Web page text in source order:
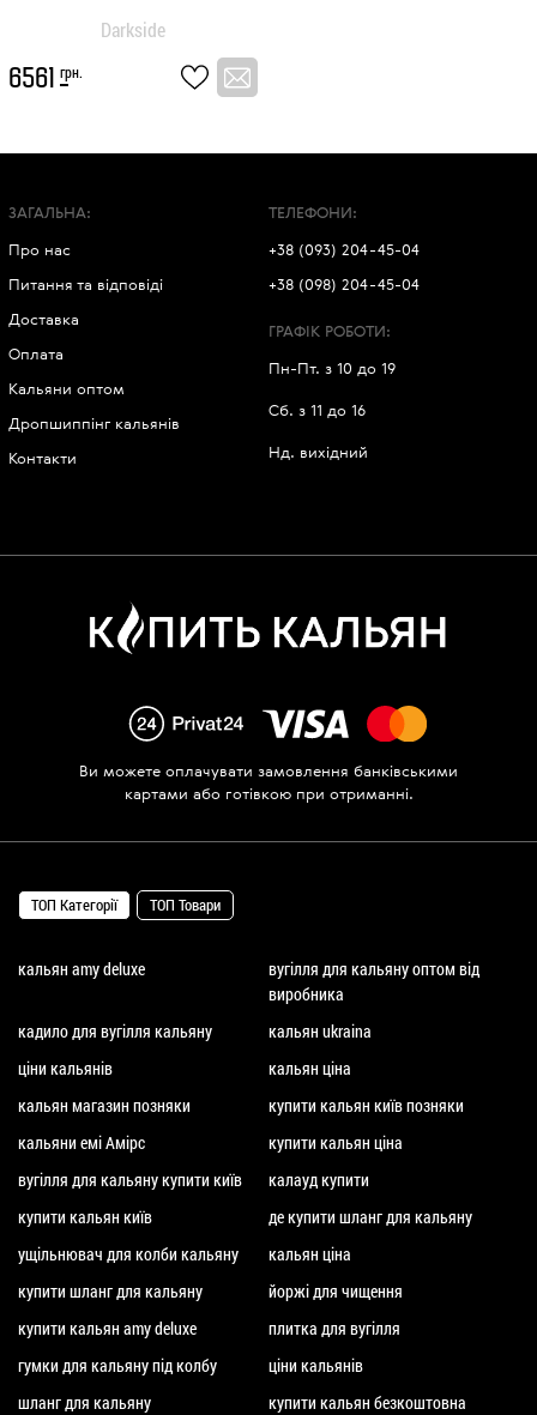
Darkside
6561 грн.
ЗАГАЛЬНА:
Про нас
Питання та відповіді
Доставка
Оплата
Кальяни оптом
Дропшиппінг кальянів
Контакти
ТЕЛЕФОНИ:
+38 (093) 204-45-04
+38 (098) 204-45-04
ГРАФІК РОБОТИ:
Пн-Пт. з 10 до 19
Сб. з 11 до 16
Нд. вихідний
Ви можете оплачувати замовлення банківськими
картами або готівкою при отриманні.
ТОП Категорії ТОП Товари
кальян amy deluxe
вугілля для кальяну оптом від
виробника
кадило для вугілля кальяну
кальян ukraina
ціни кальянів
кальян ціна
кальян магазин позняки
купити кальян київ позняки
кальяни емі Амірс
купити кальян ціна
вугілля для кальяну купити київ
калауд купити
купити кальян київ
де купити шланг для кальяну
ущільнювач для колби кальяну
кальян ціна
купити шланг для кальяну
йоржі для чищення
купити кальян amy deluxe
плитка для вугілля
гумки для кальяну під колбу
ціни кальянів
шланг для кальяну
купити кальян безкоштовна